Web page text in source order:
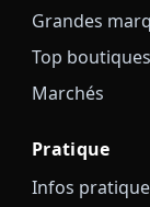
Grandes
Top boutiques
Marchés
Pratique
Infos